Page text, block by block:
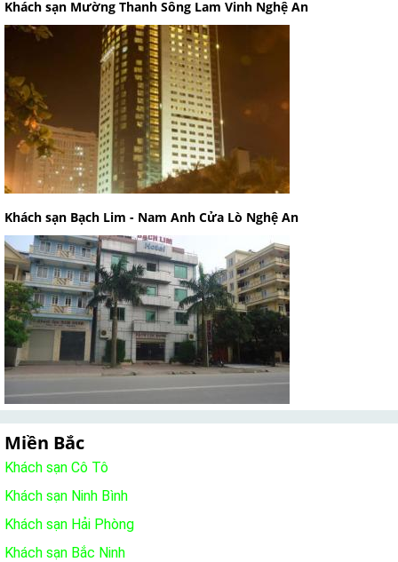
Khách sạn Mường Thanh Sông Lam Vinh Nghệ An
Khách sạn Bạch Lim - Nam Anh Cửa Lò Nghệ An
Miền Bắc
Khách sạn Cô Tô
Khách sạn Ninh Bình
Khách sạn Hải Phòng
Khách sạn Bắc Ninh